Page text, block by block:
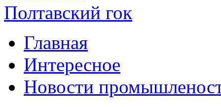
Главная
Интересное
Новости